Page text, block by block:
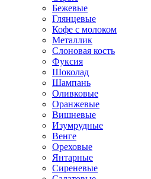
Бежевые
Глянцевые
Кофе с молоком
Металлик
Слоновая кость
Фуксия
Шоколад
Шампань
Оливковые
Оранжевые
Вишневые
Изумрудные
Венге
Ореховые
Янтарные
Сиреневые